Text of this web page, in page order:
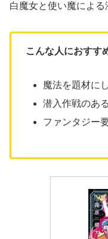
白魔女と使い魔による
こんな人におすす
魔法を題材に
潜入作戦のあ
ファンタジー